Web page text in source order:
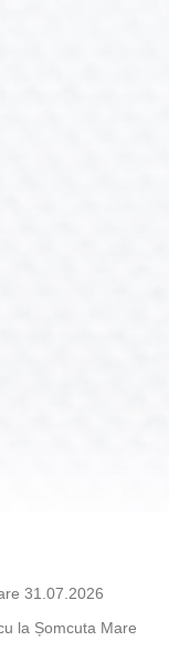
31.07.2026
la Șomcuta Mare